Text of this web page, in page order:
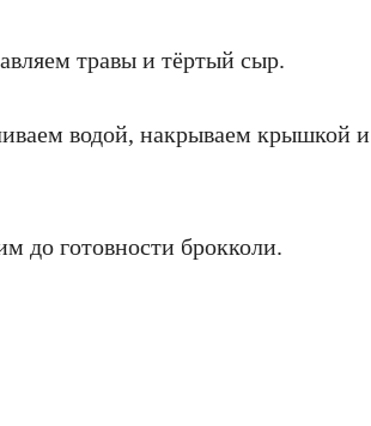
травы и тёртый сыр.
водой, накрываем крышкой и
до готовности брокколи.